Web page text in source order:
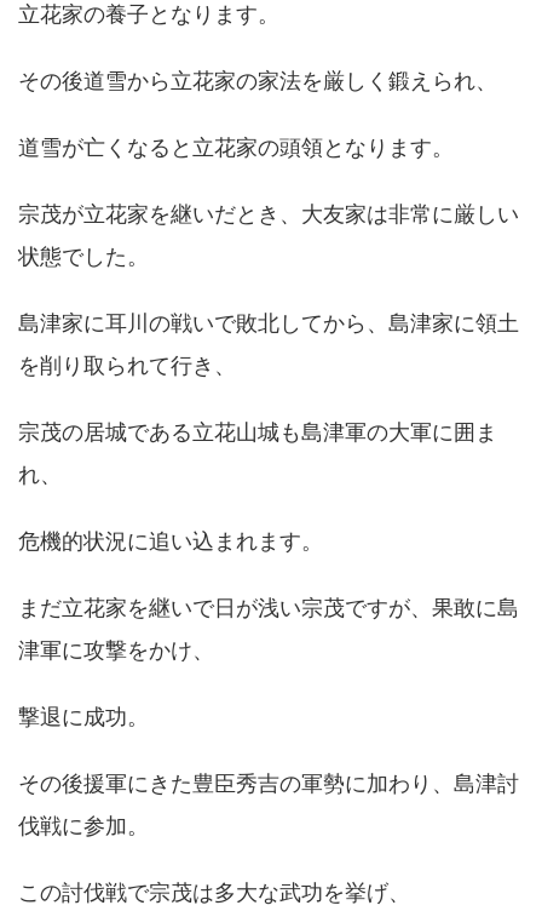
立花家の養子となります。
その後道雪から立花家の家法を厳しく鍛えられ、
道雪が亡くなると立花家の頭領となります。
宗茂が立花家を継いだとき、大友家は非常に厳しい
状態でした。
島津家に耳川の戦いで敗北してから、島津家に領土
を削り取られて行き、
宗茂の居城である立花山城も島津軍の大軍に囲ま
れ、
危機的状況に追い込まれます。
まだ立花家を継いで日が浅い宗茂ですが、果敢に島
津軍に攻撃をかけ、
撃退に成功。
その後援軍にきた豊臣秀吉の軍勢に加わり、島津討
伐戦に参加。
この討伐戦で宗茂は多大な武功を挙げ、